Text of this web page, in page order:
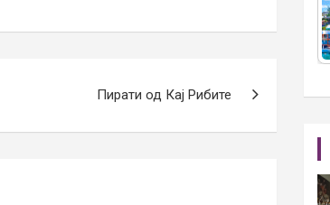
Пирати од Кај Рибите